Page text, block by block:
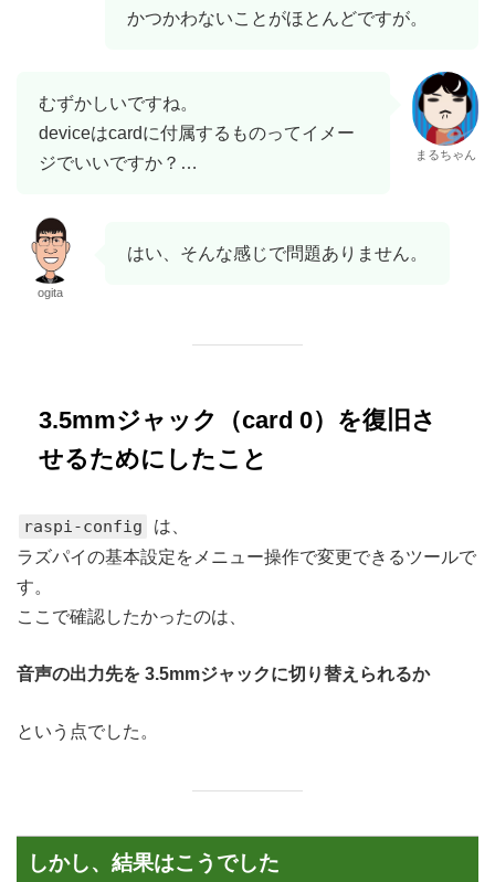
かつかわないことがほとんどですが。
むずかしいですね。
deviceはcardに付属するものってイメー
ジでいいですか？…
まるちゃん
ogita
はい、そんな感じで問題ありません。
3.5mmジャック（card 0）を復旧さ
せるためにしたこと
raspi-config
は、
ラズパイの基本設定をメニュー操作で変更できるツールで
す。
ここで確認したかったのは、
音声の出力先を 3.5mmジャックに切り替えられるか
という点でした。
しかし、結果はこうでした